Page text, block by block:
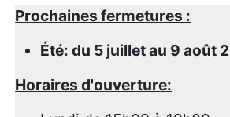
Prochaines fermetures :
Été: du 5 juillet au 9 août
Horaires d'ouverture: